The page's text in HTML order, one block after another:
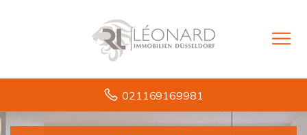
021169169981